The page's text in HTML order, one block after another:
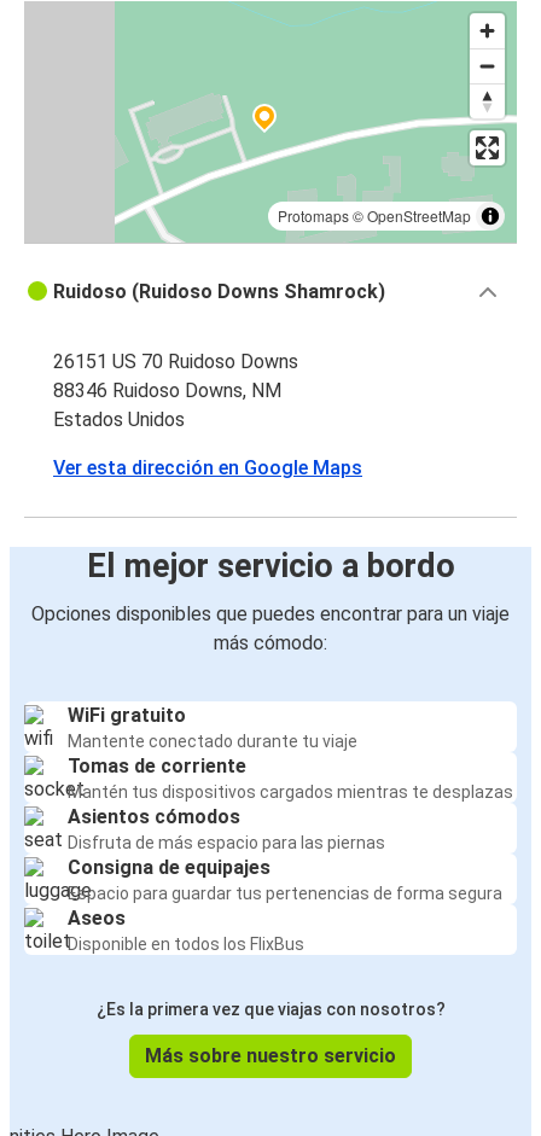
Protomaps©OpenStreetMap
Ruidoso (Ruidoso Downs Shamrock)
26151 US 70 Ruidoso Downs
88346 Ruidoso Downs, NM
Estados Unidos
Ver esta dirección en Google Maps
El mejor servicio a bordo
Opciones disponibles que puedes encontrar para un viaje
más cómodo:
WiFi gratuito
Mantente conectado durante tu viaje
Tomas de corriente
Mantén tus dispositivos cargados mientras te desplazas
Asientos cómodos
Disfruta de más espacio para las piernas
Consigna de equipajes
Espacio para guardar tus pertenencias de forma segura
Aseos
Disponible en todos los FlixBus
¿Es la primera vez que viajas con nosotros?
Más sobre nuestro servicio